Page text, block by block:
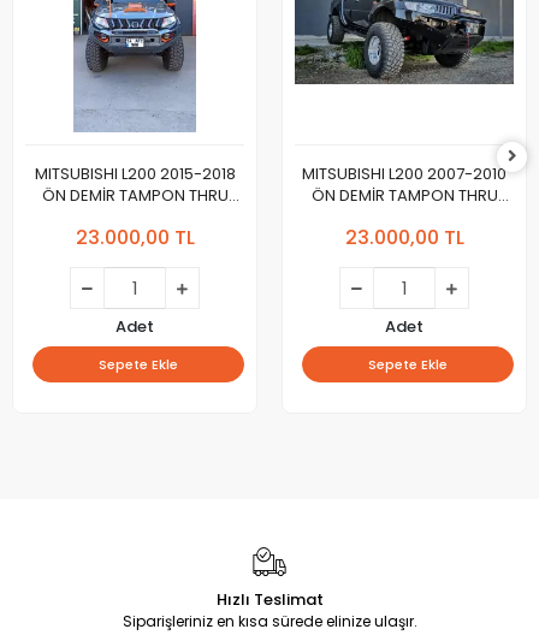
MITSUBISHI L200 2015-2018
ÖN DEMİR TAMPON THRU
23.000,00 TL
Adet
Sepete Ekle
MITSUBISHI L200 2007-2010
ÖN DEMİR TAMPON THRU
23.000,00 TL
Adet
Sepete Ekle
Hızlı Teslimat
Siparişleriniz en kısa sürede elinize ulaşır.